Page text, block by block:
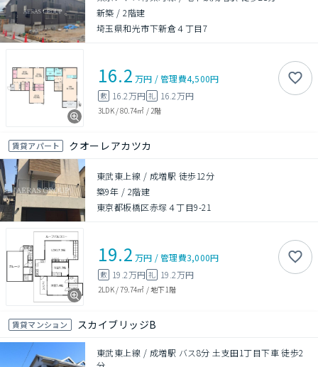
新築 /2階建
埼玉県和光市下新倉４丁目7
16.2 万円 /管理費4,500円
敷 16.2万円 礼 16.2万円
3LDK/80.74㎡ / 2階
賃貸アパート クオーレアカツカ
東武東上線 / 成増駅 徒歩12分
築9年 / 2階建
東京都板橋区赤塚４丁目9-21
19.2 万円 /管理費3,000円
敷 19.2万円 礼 19.2万円
2LDK/79.74㎡ /地下1階
賃貸マンション スカイブリッジB
東武東上線 / 成増駅 バス8分 土支田1丁目下車 徒歩2